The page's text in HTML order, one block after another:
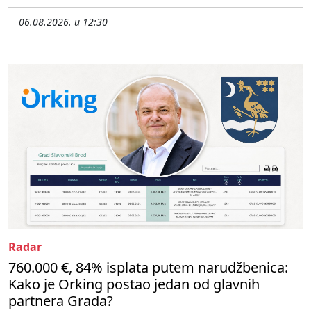
06.08.2026. u 12:30
Radar
760.000 €, 84% isplata putem narudžbenica:
Kako je Orking postao jedan od glavnih
partnera Grada?